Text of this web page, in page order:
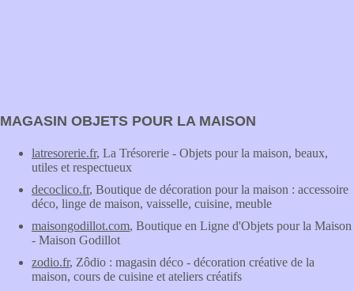
MAGASIN OBJETS POUR LA MAISON
latresorerie.fr, La Trésorerie - Objets pour la maison, beaux,
utiles et respectueux
decoclico.fr, Boutique de décoration pour la maison : accessoire
déco, linge de maison, vaisselle, cuisine, meuble
maisongodillot.com, Boutique en Ligne d'Objets pour la Maison
- Maison Godillot
zodio.fr, Zôdio : magasin déco - décoration créative de la
maison, cours de cuisine et ateliers créatifs